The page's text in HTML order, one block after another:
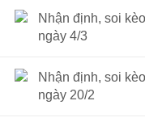
Nhận định, soi
ngày 4/3
Nhận định, soi
ngày 20/2